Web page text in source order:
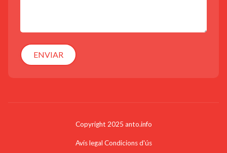
ENVIAR
Copyright 2025 anto.info
Avís legal Condicions d'ús